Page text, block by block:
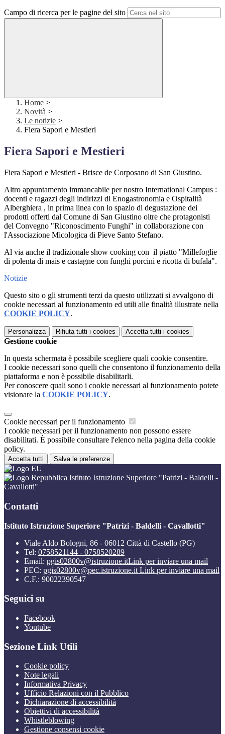
Campo di ricerca per le pagine del sito
Home >
Novità >
Le notizie >
Fiera Sapori e Mestieri
Fiera Sapori e Mestieri
Fiera Sapori e Mestieri - Brisce de Corposano di San Giustino.
Altro appuntamento immancabile per nostro International Campus :
docenti e ragazzi degli indirizzi di Enogastronomia e Ospitalità
Alberghiera , in prima linea con lo spazio di degustazione dei
prodotti offerti dal Comune di San Giustino oltre che protagonisti
del Convegno "Riconoscimento Funghi" in collaborazione con
l'Associazione Micologica di Pieve Santo Stefano.
Al via anche il tradizionale show cooking con il piatto "Millefoglie
di polenta di mais e castagne con funghi porcini e ricotta di bufala".
Notizie
Questo sito o gli strumenti terzi da questo utilizzati si avvalgono di
cookie necessari al funzionamento ed utili alle finalità illustrate nella
COOKIE POLICY.
Personalizza Rifiuta tutti i cookies Accetta tutti i cookies
Gestione cookie
In questa schermata è possibile scegliere quali cookie consentire.
I cookie necessari sono quelli che consentono il funzionamento della
piattaforma e non è possibile disabilitarli.
Per conoscere quali sono i cookie necessari al funzionamento potete
visionare la COOKIE POLICY.
Cookie necessari per il funzionamento
I cookie necessari per il funzionamento non possono essere
disabilitati. È possibile consultare l'elenco nella pagina della cookie
policy.
Accetta tutti Salva le preferenze
Istituto Istruzione Superiore "Patrizi - Baldelli -
Cavallotti"
Contatti
Istituto Istruzione Superiore "Patrizi - Baldelli - Cavallotti"
Viale Aldo Bologni, 86 - 06012 Città di Castello (PG)
Tel: 0758521144 - 0758520289
Email: pgis02800v@istruzione.itLink per inviare una mail
PEC: pgis02800v@pec.istruzione.it Link per inviare una mail
C.F.: 90022390547
Seguici su
Facebook
Youtube
Sezione Link Utili
Cookie policy
Note legali
Informativa Privacy
Ufficio Relazioni con il Pubblico
Dichiarazione di accessibilità
Obiettivi di accessibilità
Whistleblowing
Gestione consensi cookie